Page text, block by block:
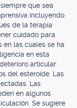
que sea
incluyendo
de la terapia
cuidado para
en las cuales se ha
en esta
articular
del esteroide. Las
Las
en algunos
Se sugiere